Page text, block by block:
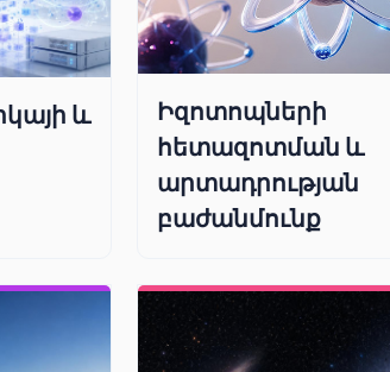
և
Իզոտոպների
հետազոտման և
արտադրության
բաժանմունք